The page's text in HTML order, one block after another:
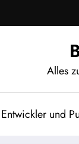
Alles
und